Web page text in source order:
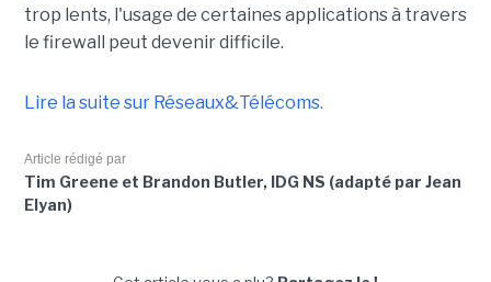
trop lents, l'usage de certaines applications à travers
le firewall peut devenir difficile.
Lire la suite sur Réseaux&Télécoms.
Article rédigé par
Tim Greene et Brandon Butler, IDG NS (adapté par Jean
Elyan)